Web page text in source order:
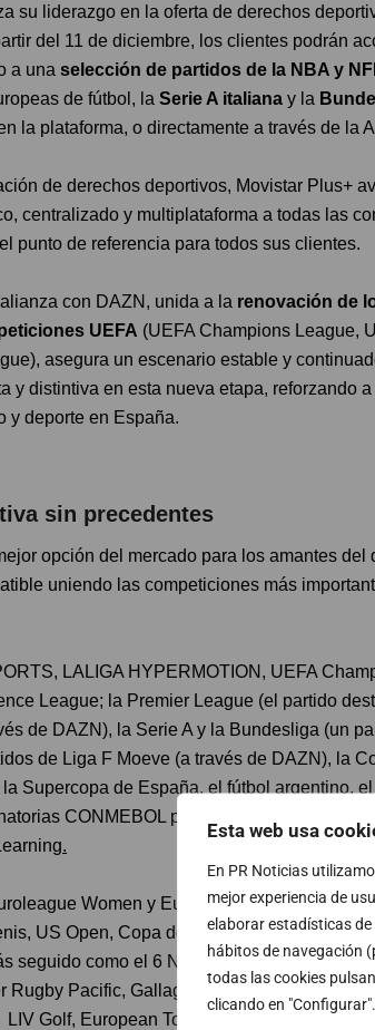
Esta web usa
En PR Noticias
mejor experiencia de
elaborar estadísticas
hábitos de navegación
todas las cookies
clicando en "Configurar".
su liderazgo en la oferta de derechos
del 11 de diciembre, los clientes podrán
a una selección de partidos de la NBA y
de fútbol, la Serie A italiana y la
la plataforma, o directamente a través de la
de derechos deportivos, Movistar Plus+
centralizado y multiplataforma a todas las
punto de referencia para todos sus clientes.
con DAZN, unida a la renovación de
UEFA (UEFA Champions League,
asegura un escenario estable y
y distintiva en esta nueva etapa, reforzando
y deporte en España.
sin precedentes
opción del mercado para los amantes del
uniendo las competiciones más
LALIGA HYPERMOTION, UEFA
League; la Premier League (el partido
de DAZN), la Serie A y la Bundesliga (un
de Liga F Moeve (a través de DAZN), la
Supercopa de España, el fútbol argentino,
CONMEBOL para el Mundial 2026, la
.
Women y Eurocup, el mejor tenis
US Open, Copa de Maestros, Roland
seguido como el 6 Naciones, Rugby
Rugby Pacific, Gallagher Prem, Top 14,
Golf, European Tour, Masters de Augusta,